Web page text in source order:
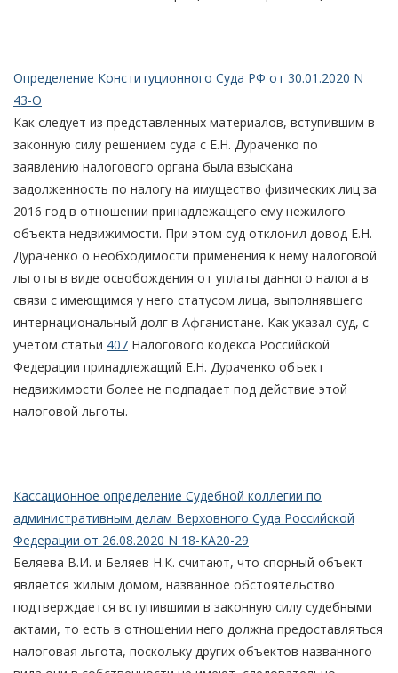
Определение Конституционного Суда РФ от 30.01.2020 N
43-О
Как следует из представленных материалов, вступившим в
законную силу решением суда с Е.Н. Дураченко по
заявлению налогового органа была взыскана
задолженность по налогу на имущество физических лиц за
2016 год в отношении принадлежащего ему нежилого
объекта недвижимости. При этом суд отклонил довод Е.Н.
Дураченко о необходимости применения к нему налоговой
льготы в виде освобождения от уплаты данного налога в
связи с имеющимся у него статусом лица, выполнявшего
интернациональный долг в Афганистане. Как указал суд, с
учетом статьи 407 Налогового кодекса Российской
Федерации принадлежащий Е.Н. Дураченко объект
недвижимости более не подпадает под действие этой
налоговой льготы.
Кассационное определение Судебной коллегии по
административным делам Верховного Суда Российской
Федерации от 26.08.2020 N 18-КА20-29
Беляева В.И. и Беляев Н.К. считают, что спорный объект
является жилым домом, названное обстоятельство
подтверждается вступившими в законную силу судебными
актами, то есть в отношении него должна предоставляться
налоговая льгота, поскольку других объектов названного